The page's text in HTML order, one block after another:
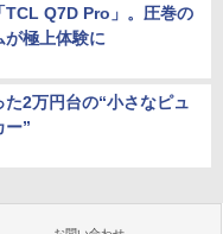
TCL Q7D Pro」。圧巻の
が極上体験に
2万円台の“小さなピュ
ー”